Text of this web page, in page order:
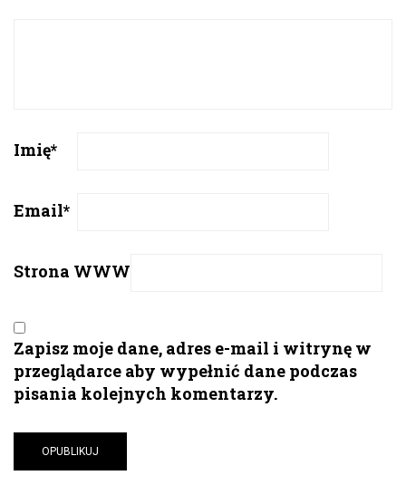
Imię*
Email*
Strona WWW
Zapisz moje dane, adres e-mail i witrynę w
przeglądarce aby wypełnić dane podczas
pisania kolejnych komentarzy.